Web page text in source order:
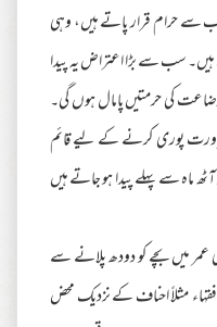
حرام قرار پاتے ہیں، وہی
سب سے بڑا اعتراض یہ پیدا
کی حرمتیں پامال ہوں گی۔
پوری کرنے کے لیے قائم
ماہ سے پہلے پیدا ہو جاتے ہیں
میں بچے کو دودھ پلانے سے
مثلاً احناف کے نزدیک محض